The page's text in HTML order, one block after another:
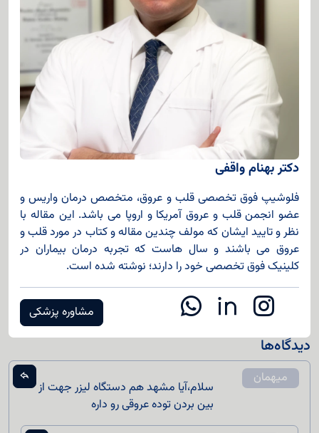
دکتر بهنام واقفی
فلوشیپ فوق تخصصی قلب و عروق، متخصص درمان واریس و
عضو انجمن قلب و عروق آمریکا و اروپا می باشد. این مقاله با
نظر و تایید ایشان که مولف چندین مقاله و کتاب در مورد قلب و
عروق می باشند و سال هاست که تجربه درمان بیماران در
کلینیک فوق تخصصی خود را دارند؛ نوشته شده است.
مشاوره پزشکی
دیدگاه‌ها
میهمان
سلام،آیا مشهد هم دستگاه لیزر جهت از
بین بردن توده عروقی رو داره